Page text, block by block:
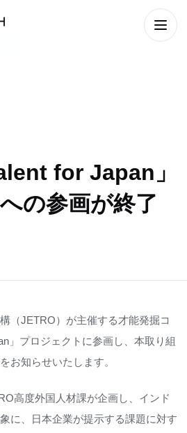
メニ
for Japan」
の参画が終了
（JETRO）が主催する才能発掘コ
」プロジェクトに参画し、本取り組
お知らせいたします。
高度外国人材課が企画し、インド
に、日本企業が提示する課題に対す